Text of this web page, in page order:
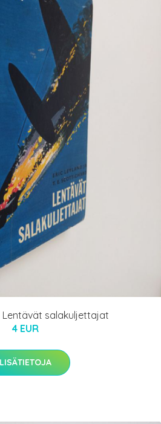
Lentävät salakuljettajat
4 EUR
LISÄTIETOJA